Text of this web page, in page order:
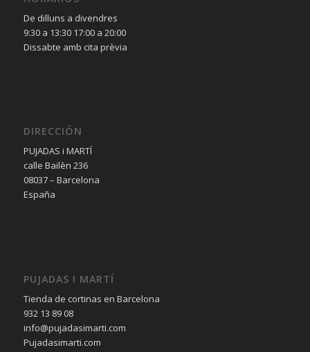
De dilluns a divendres
9:30 a 13:30 17:00 a 20:00
Dissabte amb cita prèvia
DIRECCIÓN
PUJADAS i MARTÍ
calle Bailèn 236
08037 – Barcelona
España
PUJADAS I MARTÍ
Tienda de cortinas en Barcelona
932 13 89 08
info@pujadasimarti.com
Pujadasimarti.com